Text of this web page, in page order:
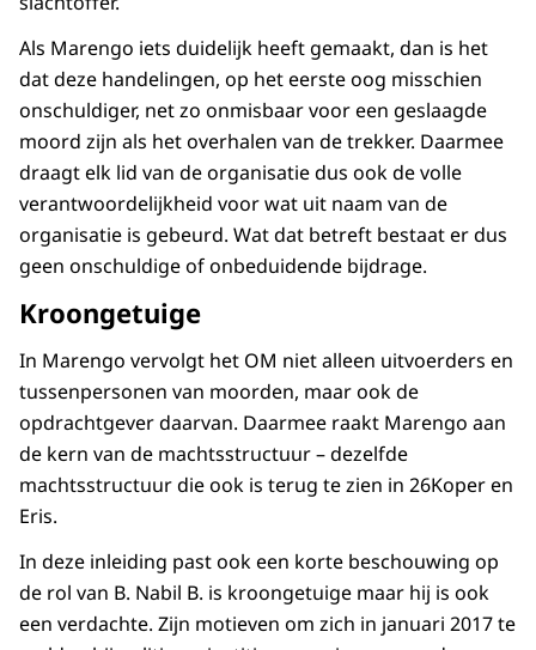
Als Marengo iets duidelijk heeft gemaakt, dan is het
dat deze handelingen, op het eerste oog misschien
onschuldiger, net zo onmisbaar voor een geslaagde
moord zijn als het overhalen van de trekker. Daarmee
draagt elk lid van de organisatie dus ook de volle
verantwoordelijkheid voor wat uit naam van de
organisatie is gebeurd. Wat dat betreft bestaat er dus
geen onschuldige of onbeduidende bijdrage.
Kroongetuige
In Marengo vervolgt het OM niet alleen uitvoerders en
tussenpersonen van moorden, maar ook de
opdrachtgever daarvan. Daarmee raakt Marengo aan
de kern van de machtsstructuur – dezelfde
machtsstructuur die ook is terug te zien in 26Koper en
Eris.
In deze inleiding past ook een korte beschouwing op
de rol van B. Nabil B. is kroongetuige maar hij is ook
een verdachte. Zijn motieven om zich in januari 2017 te